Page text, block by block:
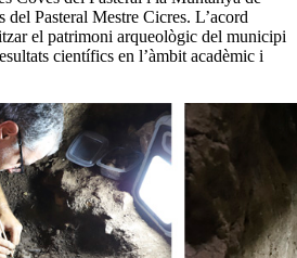
del Pasteral Mestre Cicres. L’acord
el patrimoni arqueològic del municipi
científics en l’àmbit acadèmic i